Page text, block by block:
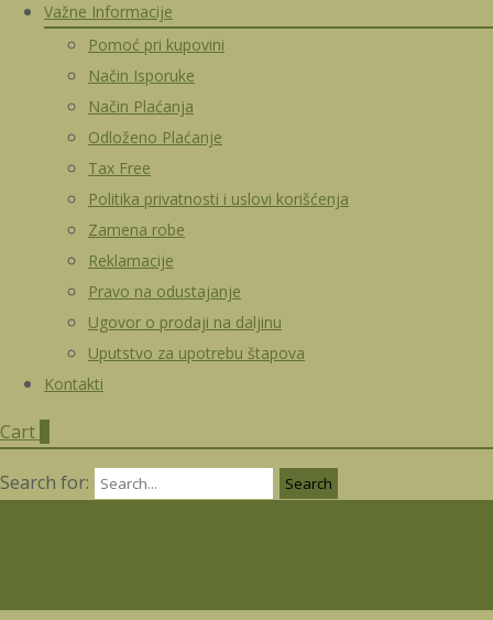
Važne Informacije
Pomoć pri kupovini
Način Isporuke
Način Plaćanja
Odloženo Plaćanje
Tax Free
Politika privatnosti i uslovi korišćenja
Zamena robe
Reklamacije
Pravo na odustajanje
Ugovor o prodaji na daljinu
Uputstvo za upotrebu štapova
Kontakti
Cart
Search for: